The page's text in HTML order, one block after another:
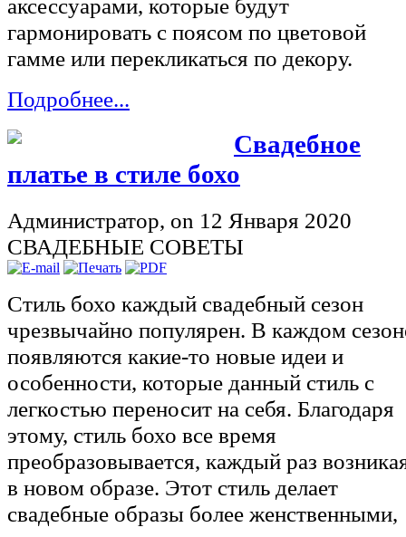
Подробнее...
Свадебное
платье в стиле бохо
Администратор,
on 12 Января 2020
СВАДЕБНЫЕ СОВЕТЫ
Стиль бохо каждый свадебный сезон
чрезвычайно популярен. В каждом
особенности, которые данный стиль с
легкостью переносит на себя. Благодаря
этому, стиль бохо все время
преобразовывается, каждый раз
в новом образе. Этот стиль делает
свадебные образы более женственными,
при этом сохраняя их изящность и
чувственность, и исключая нарочитую
откровенностью.